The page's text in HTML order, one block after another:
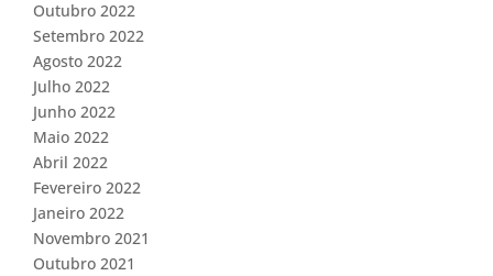
Outubro 2022
Setembro 2022
Agosto 2022
Julho 2022
Junho 2022
Maio 2022
Abril 2022
Fevereiro 2022
Janeiro 2022
Novembro 2021
Outubro 2021